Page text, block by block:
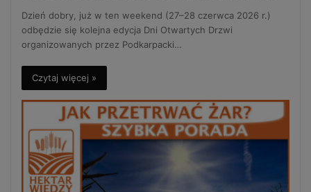
Dzień dobry, już w ten weekend (27–28 czerwca 2026 r.)
odbędzie się kolejna edycja Dni Otwartych Drzwi
organizowanych przez Podkarpacki…
Czytaj więcej »